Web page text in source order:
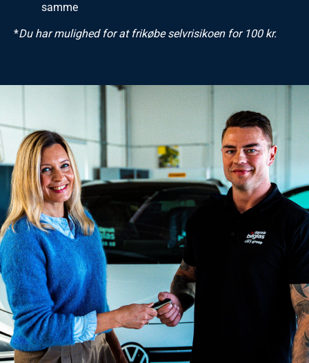
samme
*Du har mulighed for at frikøbe selvrisikoen for 100 kr.